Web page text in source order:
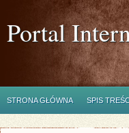
Portal
STRONA GŁÓWNA SPIS